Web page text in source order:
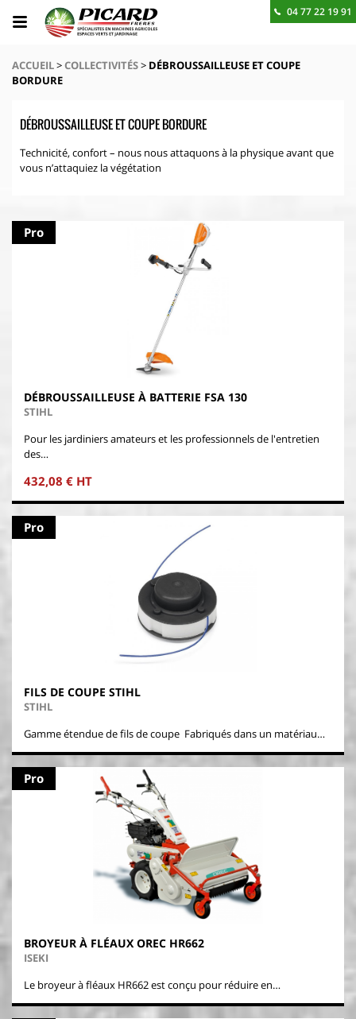
BESOIN D'UN RENSEIGNEMENT ? CONTACTEZ-NOUS
04 77 22 19 91
ACCUEIL>COLLECTIVITÉS> DÉBROUSSAILLEUSE ET COUPE
BORDURE
DÉBROUSSAILLEUSE ET COUPE BORDURE
Technicité, confort – nous nous attaquons à la physique avant que
vous n’attaquiez la végétation
Pro
DÉBROUSSAILLEUSE À BATTERIE FSA 130
STIHL
Pour les jardiniers amateurs et les professionnels de l'entretien
des…
432,08 € HT
Pro
FILS DE COUPE STIHL
STIHL
Gamme étendue de fils de coupe Fabriqués dans un matériau…
Pro
BROYEUR À FLÉAUX OREC HR662
ISEKI
Le broyeur à fléaux HR662 est conçu pour réduire en…